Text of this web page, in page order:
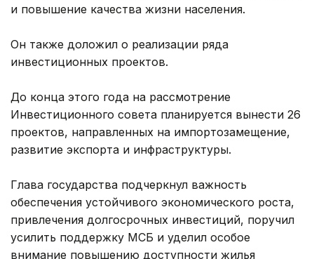
и повышение качества жизни населения.
Он также доложил о реализации ряда
инвестиционных проектов.
До конца этого года на рассмотрение
Инвестиционного совета планируется вынести 26
проектов, направленных на импортозамещение,
развитие экспорта и инфраструктуры.
Глава государства подчеркнул важность
обеспечения устойчивого экономического роста,
привлечения долгосрочных инвестиций, поручил
усилить поддержку МСБ и уделил особое
внимание повышению доступности жилья